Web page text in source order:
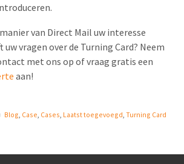
van Direct Mail uw interesse
vragen over de Turning Card? Neem
met ons op of vraag gratis een
aan!
Blog Case Cases Laatst toegevoegd ,Turning Card